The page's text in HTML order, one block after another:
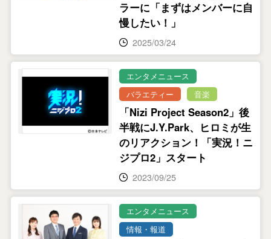
ラーに「まずはメンバーに自
慢したい！」
2025/03/24
エンタメニュース
バラエティー
音楽
「Nizi Project Season2」後
半戦にJ.Y.Park、ヒロミが生
のリアクション！「実況！ニ
ジプロ2」スタート
2023/09/25
エンタメニュース
情報・報道